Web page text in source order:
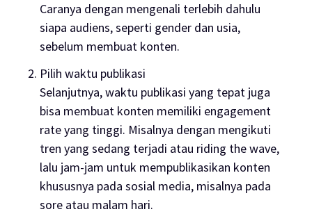
Caranya dengan mengenali terlebih dahulu
siapa audiens, seperti gender dan usia,
sebelum membuat konten.
Pilih waktu publikasi
Selanjutnya, waktu publikasi yang tepat juga
bisa membuat konten memiliki engagement
rateyang tinggi. Misalnya dengan mengikuti
tren yang sedang terjadi atau riding the wave,
lalu jam-jam untuk mempublikasikan konten
khususnya pada sosial media, misalnya pada
sore atau malam hari.